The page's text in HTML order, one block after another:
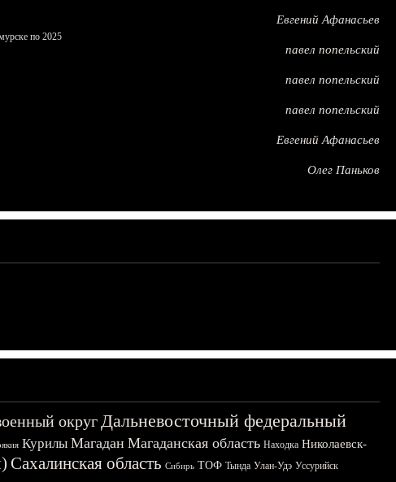
Евгений Афанасьев
по 2025
павел попельский
павел попельский
павел попельский
Евгений Афанасьев
Олег Паньков
округДальневосточный федеральный
Курилы Магадан Магаданская область Находка Николаевск-
Сахалинская область Сибирь ТОФ Тында Улан-Удэ Уссурийск